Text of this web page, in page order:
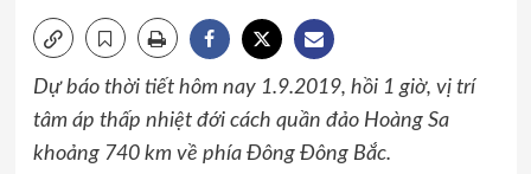
Dự báo thời tiết hôm nay 1.9.2019, hồi 1 giờ, vị trí
tâm áp thấp nhiệt đới cách quần đảo Hoàng Sa
khoảng 740 km về phía Đông Đông Bắc.